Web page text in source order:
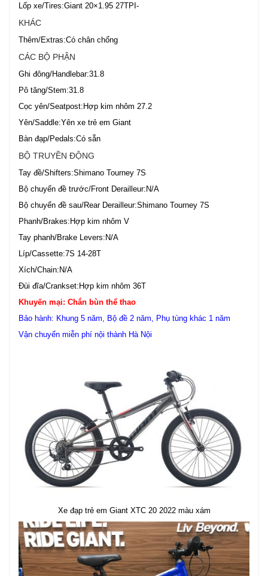
Lốp xe/Tires:Giant 20×1.95 27TPI-
KHÁC
Thêm/Extras:Có chân chống
CÁC BỘ PHẬN
Ghi đông/Handlebar:31.8
Pô tăng/Stem:31.8
Cọc yên/Seatpost:Hợp kim nhôm 27.2
Yên/Saddle:Yên xe trẻ em Giant
Bàn đạp/Pedals:Có sẵn
BỘ TRUYỀN ĐỘNG
Tay đề/Shifters:Shimano Tourney 7S
Bộ chuyển đề trước/Front Derailleur:N/A
Bộ chuyển đề sau/Rear Derailleur:Shimano Tourney 7S
Phanh/Brakes:Hợp kim nhôm V
Tay phanh/Brake Levers:N/A
Líp/Cassette:7S 14-28T
Xích/Chain:N/A
Đùi đĩa/Crankset:Hợp kim nhôm 36T
Khuyến mại: Chắn bùn thể thao
Bảo hành: Khung 5 năm, Bộ đề 2 năm, Phụ tùng khác 1 năm
Vận chuyển miễn phí nội thành Hà Nội
Xe đạp trẻ em Giant XTC 20 2022 màu xám